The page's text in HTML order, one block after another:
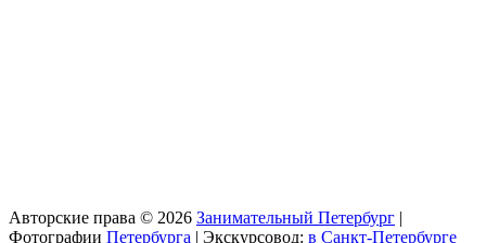
Авторские права © 2026 Занимательный Петербург |
Фотографии Петербурга | Экскурсовод: в Санкт-Петербурге